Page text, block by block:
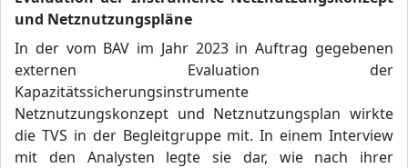
und Netznutzungspläne
In der vom BAV im Jahr 2023 in Auftrag gegebenen
externen Evaluation der
Kapazitätssicherungsinstrumente
Netznutzungskonzept und Netznutzungsplan wirkte
die TVS in der Begleitgruppe mit. In einem Interview
mit den Analysten legte sie dar, wie nach ihrer